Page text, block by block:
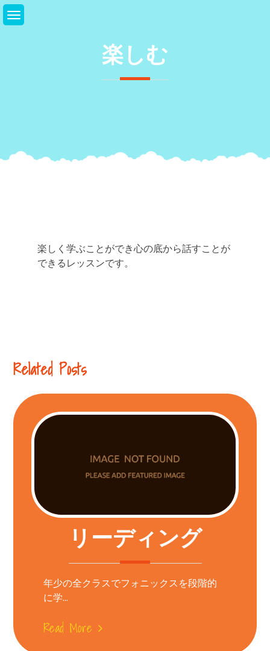
Skip
to
楽しむ
楽しく学ぶことができ心の底から話すことが
できるレッスンです。
Reading
Related Posts
リーディング
年少の全クラスでフォニックスを段階的
に学...
Read More